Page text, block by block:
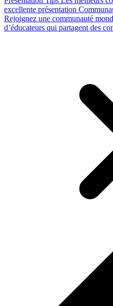
excellente présentation
Rejoignez une communauté
d’éducateurs qui partagent des